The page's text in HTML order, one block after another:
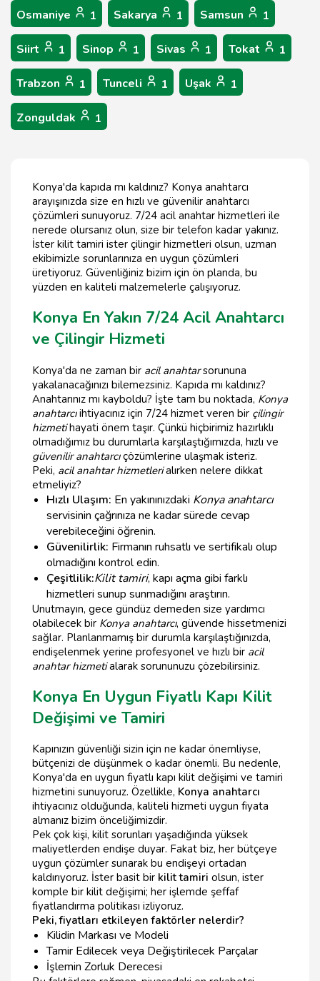
Osmaniye 1 Sakarya 1 Samsun 1
Siirt 1 Sinop 1 Sivas 1 Tokat 1
Trabzon 1 Tunceli 1 Uşak 1
Zonguldak 1
Konya'da kapıda mı kaldınız? Konya anahtarcı
arayışınızda size en hızlı ve güvenilir anahtarcı
çözümleri sunuyoruz. 7/24 acil anahtar hizmetleri ile
nerede olursanız olun, size bir telefon kadar yakınız.
İster kilit tamiri ister çilingir hizmetleri olsun, uzman
ekibimizle sorunlarınıza en uygun çözümleri
üretiyoruz. Güvenliğiniz bizim için ön planda, bu
yüzden en kaliteli malzemelerle çalışıyoruz.
Konya En Yakın 7/24 Acil Anahtarcı
ve Çilingir Hizmeti
Konya'da ne zaman bir acil anahtarsorununa
yakalanacağınızı bilemezsiniz. Kapıda mı kaldınız?
Anahtarınız mı kayboldu? İşte tam bu noktada, Konya
anahtarcıihtiyacınız için 7/24 hizmet veren bir çilingir
hizmetihayati önem taşır. Çünkü hiçbirimiz hazırlıklı
olmadığımız bu durumlarla karşılaştığımızda, hızlı ve
güvenilir anahtarcıçözümlerine ulaşmak isteriz.
Peki, acil anahtar hizmetlerialırken nelere dikkat
etmeliyiz?
Hızlı Ulaşım: En yakınınızdaki Konya anahtarcı
servisinin çağrınıza ne kadar sürede cevap
verebileceğini öğrenin.
Güvenilirlik: Firmanın ruhsatlı ve sertifikalı olup
olmadığını kontrol edin.
Çeşitlilik:Kilit tamiri, kapı açma gibi farklı
hizmetleri sunup sunmadığını araştırın.
Unutmayın, gece gündüz demeden size yardımcı
olabilecek bir Konya anahtarcı, güvende hissetmenizi
sağlar. Planlanmamış bir durumla karşılaştığınızda,
endişelenmek yerine profesyonel ve hızlı bir acil
anahtar hizmetialarak sorununuzu çözebilirsiniz.
Konya En Uygun Fiyatlı Kapı Kilit
Değişimi ve Tamiri
Kapınızın güvenliği sizin için ne kadar önemliyse,
bütçenizi de düşünmek o kadar önemli. Bu nedenle,
Konya'da en uygun fiyatlı kapı kilit değişimi ve tamiri
hizmetini sunuyoruz. Özellikle, Konya anahtarcı
ihtiyacınız olduğunda, kaliteli hizmeti uygun fiyata
almanız bizim önceliğimizdir.
Pek çok kişi, kilit sorunları yaşadığında yüksek
maliyetlerden endişe duyar. Fakat biz, her bütçeye
uygun çözümler sunarak bu endişeyi ortadan
kaldırıyoruz. İster basit bir kilit tamiri olsun, ister
komple bir kilit değişimi; her işlemde şeffaf
fiyatlandırma politikası izliyoruz.
Peki, fiyatları etkileyen faktörler nelerdir?
Kilidin Markası ve Modeli
Tamir Edilecek veya Değiştirilecek Parçalar
İşlemin Zorluk Derecesi